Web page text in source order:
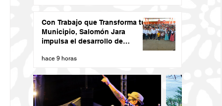
Con Trabajo que Transforma tu
Municipio, Salomón Jara
impulsa el desarrollo de
hace 9 horas